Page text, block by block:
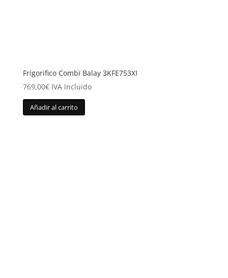
Frigorifico Combi Balay 3KFE753XI
769,00€ IVA Incluido
Añadir al carrito